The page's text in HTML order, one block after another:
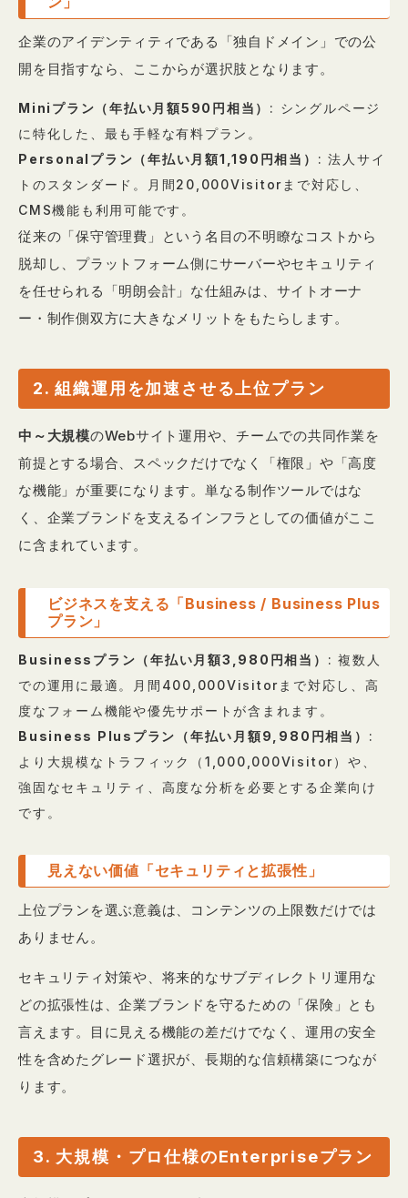
企業のアイデンティティである「独自ドメイン」での公
開を目指すなら、ここからが選択肢となります。
Miniプラン（年払い月額590円相当） : シングルページ
に特化した、最も手軽な有料プラン。
Personalプラン（年払い月額1,190円相当） : 法人サイ
トのスタンダード。月間20,000Visitorまで対応し、
CMS機能も利用可能です。
従来の「保守管理費」という名目の不明瞭なコストから
脱却し、プラットフォーム側にサーバーやセキュリティ
を任せられる「明朗会計」な仕組みは、サイトオーナ
ー・制作側双方に大きなメリットをもたらします。
2. 組織運用を加速させる上位プラン
中～大規模のWebサイト運用や、チームでの共同作業を
前提とする場合、スペックだけでなく「権限」や「高度
な機能」が重要になります。単なる制作ツールではな
く、企業ブランドを支えるインフラとしての価値がここ
に含まれています。
ビジネスを支える「Business / Business Plus
プラン」
Businessプラン（年払い月額3,980円相当） : 複数人
での運用に最適。月間400,000Visitorまで対応し、高
度なフォーム機能や優先サポートが含まれます。
Business Plusプラン（年払い月額9,980円相当） :
より大規模なトラフィック（1,000,000Visitor）や、
強固なセキュリティ、高度な分析を必要とする企業向け
です。
見えない価値「セキュリティと拡張性」
上位プランを選ぶ意義は、コンテンツの上限数だけでは
ありません。
セキュリティ対策や、将来的なサブディレクトリ運用な
どの拡張性は、企業ブランドを守るための「保険」とも
言えます。目に見える機能の差だけでなく、運用の安全
性を含めたグレード選択が、長期的な信頼構築につなが
ります。
3. 大規模・プロ仕様のEnterpriseプラン